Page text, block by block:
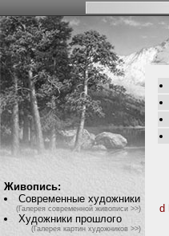
Живопись:
Современные художники
(Галерея современной живописи >>)
Художники прошлого
(Галерея картин художников >>)
d